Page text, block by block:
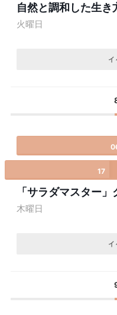
自然と調和した生
火曜日
17
「サラダマスター
木曜日